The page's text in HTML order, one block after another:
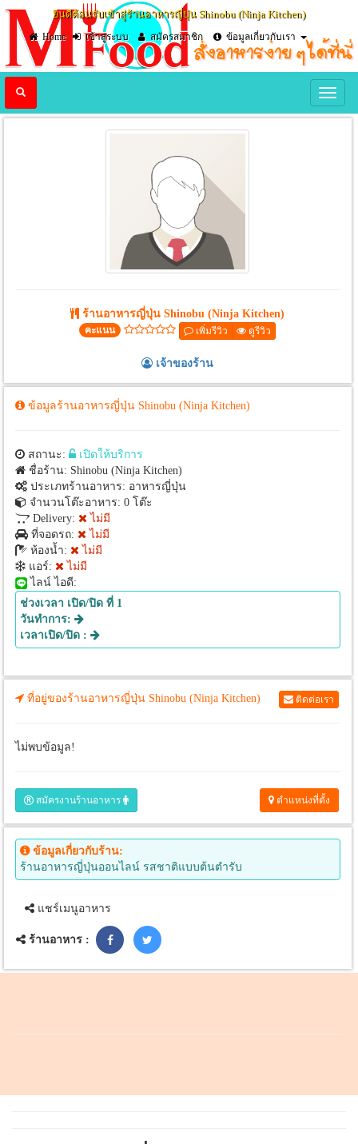
ยินดีต้อนรับเข้าสู่ร้านอาหารญี่ปุ่น Shinobu (Ninja Kitchen)
Home
เข้าสู่ระบบ สมัครสมาชิก ข้อมูลเกี่ยวกับเรา
ร้านอาหารญี่ปุ่น Shinobu (Ninja Kitchen)
คะแนน เพิ่มรีวิว ดูรีวิว
เจ้าของร้าน
ข้อมูลร้านอาหารญี่ปุ่น Shinobu (Ninja Kitchen)
สถานะ:
เปิดให้บริการ
ชื่อร้าน: Shinobu (Ninja Kitchen)
ประเภทร้านอาหาร: อาหารญี่ปุ่น
จำนวนโต๊ะอาหาร: 0 โต๊ะ
Delivery: ไม่มี
ที่จอดรถ: ไม่มี
ห้องน้ำ: ไม่มี
แอร์: ไม่มี
ไลน์ ไอดี:
ช่วงเวลา เปิด/ปิด ที่ 1
วันทำการ:
เวลาเปิด/ปิด :
ที่อยู่ของร้านอาหารญี่ปุ่น Shinobu (Ninja Kitchen) ติดต่อเรา
ไม่พบข้อมูล!
สมัครงานร้านอาหาร ตำแหน่งที่ตั้ง
ข้อมูลเกี่ยวกับร้าน:
ร้านอาหารญี่ปุ่นออนไลน์ รสชาติแบบต้นตำรับ
แชร์เมนูอาหาร
ร้านอาหาร :